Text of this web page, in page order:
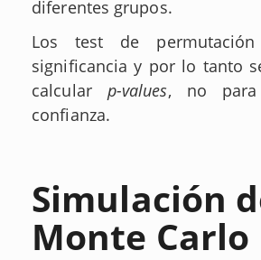
diferentes grupos.
Los test de
significancia y por lo tanto
calcular p-values, no para
confianza.
Simulación
Monte Carlo